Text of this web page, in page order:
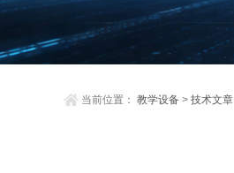
当前位置：教学设备 >技术文章